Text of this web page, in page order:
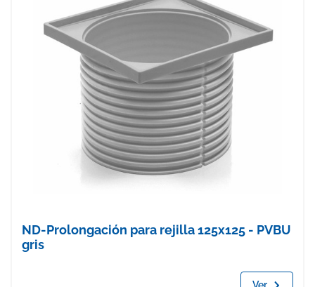
ND-Prolongación para rejilla 125x125 - PVBU
gris